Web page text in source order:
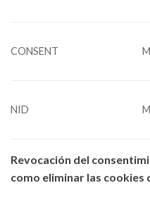
CONSENT
NID
Revocación del
como eliminar las cookies